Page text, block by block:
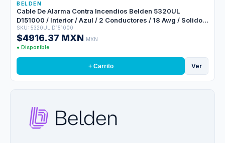
BELDEN
Cable De Alarma Contra Incendios Belden 5320UL
D151000 / Interior / Azul / 2 Conductores / 18 Awg / Solido /
Forro Pvc / Cmr - Fplr / Bobina / 1,000 Pies 305 Metros
SKU: 5320UL D151000
$4916.37 MXN MXN
● Disponible
+ Carrito Ver